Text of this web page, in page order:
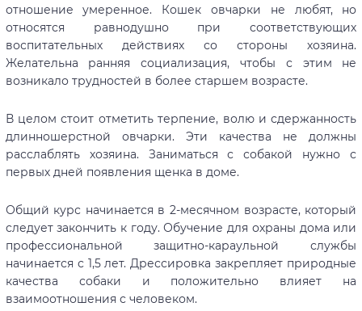
отношение умеренное. Кошек овчарки не любят, но
относятся равнодушно при соответствующих
воспитательных действиях со стороны хозяина.
Желательна ранняя социализация, чтобы с этим не
возникало трудностей в более старшем возрасте.
В целом стоит отметить терпение, волю и сдержанность
длинношерстной овчарки. Эти качества не должны
расслаблять хозяина. Заниматься с собакой нужно с
первых дней появления щенка в доме.
Общий курс начинается в 2-месячном возрасте, который
следует закончить к году. Обучение для охраны дома или
профессиональной защитно-караульной службы
начинается с 1,5 лет. Дрессировка закрепляет природные
качества собаки и положительно влияет на
взаимоотношения с человеком.